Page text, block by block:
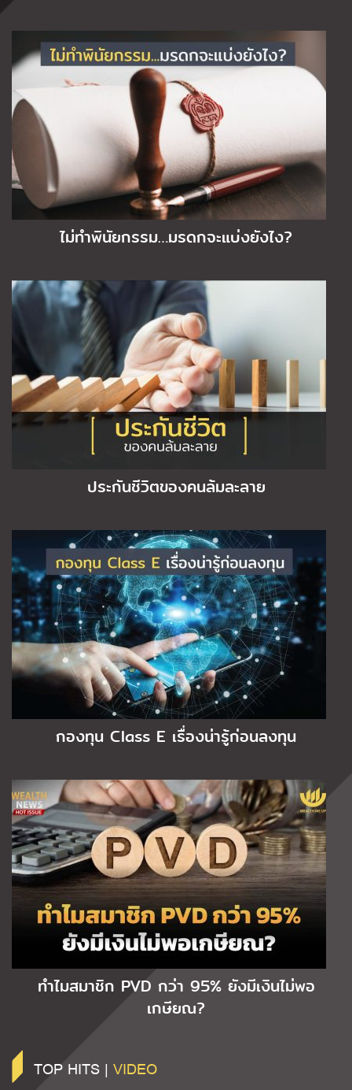
ไม่ทำพินัยกรรม…มรดกจะแบ่งยังไง?
ประกันชีวิตของคนล้มละลาย
กองทุน Class E เรื่องน่ารู้ก่อนลงทุน
ทำไมสมาชิก PVD กว่า 95% ยังมีเงินไม่พอ
เกษียณ?
TOP HITS | VIDEO